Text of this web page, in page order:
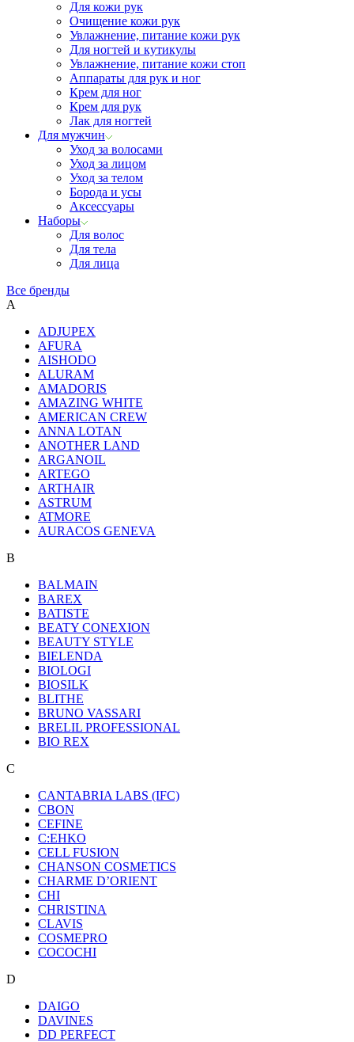
Для кожи рук
Очищение кожи рук
Увлажнение, питание кожи рук
Для ногтей и кутикулы
Увлажнение, питание кожи стоп
Аппараты для рук и ног
Крем для ног
Крем для рук
Лак для ногтей
Для мужчин
Уход за волосами
Уход за лицом
Уход за телом
Борода и усы
Аксессуары
Наборы
Для волос
Для тела
Для лица
Все бренды
A
ADJUPEX
AFURA
AISHODO
ALURAM
AMADORIS
AMAZING WHITE
AMERICAN CREW
ANNA LOTAN
ANOTHER LAND
ARGANOIL
ARTEGO
ARTHAIR
ASTRUM
ATMORE
AURACOS GENEVA
B
BALMAIN
BAREX
BATISTE
BEATY CONEXION
BEAUTY STYLE
BIELENDA
BIOLOGI
BIOSILK
BLITHE
BRUNO VASSARI
BRELIL PROFESSIONAL
BIO REX
C
CANTABRIA LABS (IFC)
CBON
CEFINE
C:EHKO
CELL FUSION
CHANSON COSMETICS
CHARME D’ORIENT
CHI
CHRISTINA
CLAVIS
COSMEPRO
COCOCHI
D
DAIGO
DAVINES
DD PERFECT